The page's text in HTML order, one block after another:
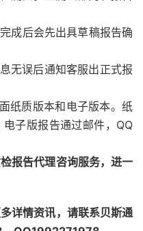
后会先出具草稿报告确
误后通知客服出正式报
质版本和电子版本。纸
子版报告通过邮件，QQ
告代理咨询服务，进一
详情资讯，请联系贝斯通